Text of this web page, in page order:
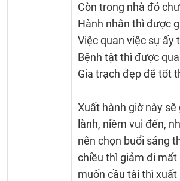
Còn trong nhà đó
Hành nhân thì được
Việc quan việc sự ấy
Bệnh tật thì được
Gia trạch đẹp đẽ tốt
Xuất hành giờ này
lành, niềm vui đến,
nên chọn buổi sáng
chiều thì giảm đi mất
muốn cầu tài thì xuất